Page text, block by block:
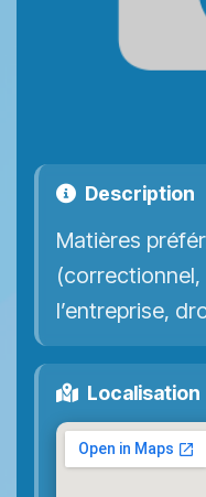
Description
Matières
l’entreprise,
Localisation